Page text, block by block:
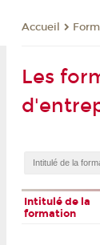
Accueil
Les
Intitulé de la
formation